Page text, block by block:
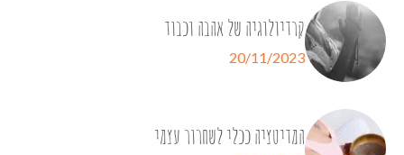
קרדיולוגיה של אהבה וכבוד
20/11/2023
המדיטציה ככלי לשחרור עצמי